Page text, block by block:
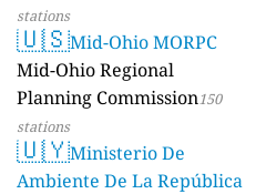
stations
🇺🇸Mid-Ohio MORPC
Mid-Ohio Regional
Planning Commission150
stations
🇺🇾Ministerio De
Ambiente De La República